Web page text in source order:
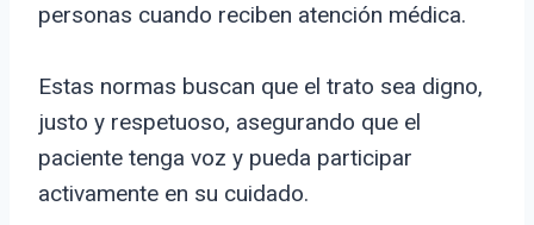
personas cuando reciben atención médica.
Estas normas buscan que el trato sea digno,
justo y respetuoso, asegurando que el
paciente tenga voz y pueda participar
activamente en su cuidado.